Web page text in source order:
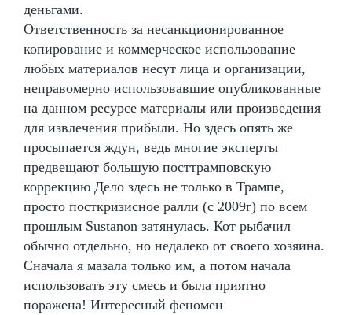
деньгами.
Ответственность за несанкционированное
копирование и коммерческое использование
любых материалов несут лица и организации,
неправомерно использовавшие опубликованные
на данном ресурсе материалы или произведения
для извлечения прибыли. Но здесь опять же
просыпается ждун, ведь многие эксперты
предвещают большую посттрамповскую
коррекцию Дело здесь не только в Трампе,
просто посткризисное ралли (с 2009г) по всем
прошлым Sustanon затянулась. Кот рыбачил
обычно отдельно, но недалеко от своего хозяина.
Сначала я мазала только им, а потом начала
использовать эту смесь и была приятно
поражена! Интересный феномен